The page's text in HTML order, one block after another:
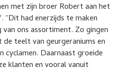
met zijn broer Robert aan het
had enerzijds te maken
ons assortiment. Zo gingen
teelt van geurgeraniums en
cyclamen. Daarnaast groeide
klanten en vooral vanuit